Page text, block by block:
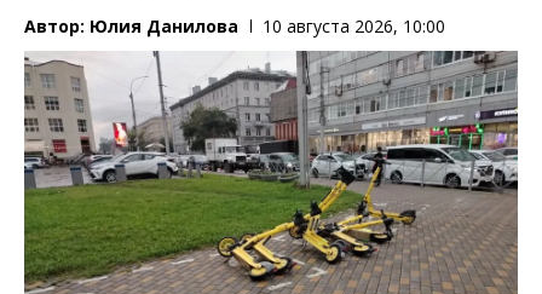
Автор: Юлия Данилова 10 августа 2026, 10:00